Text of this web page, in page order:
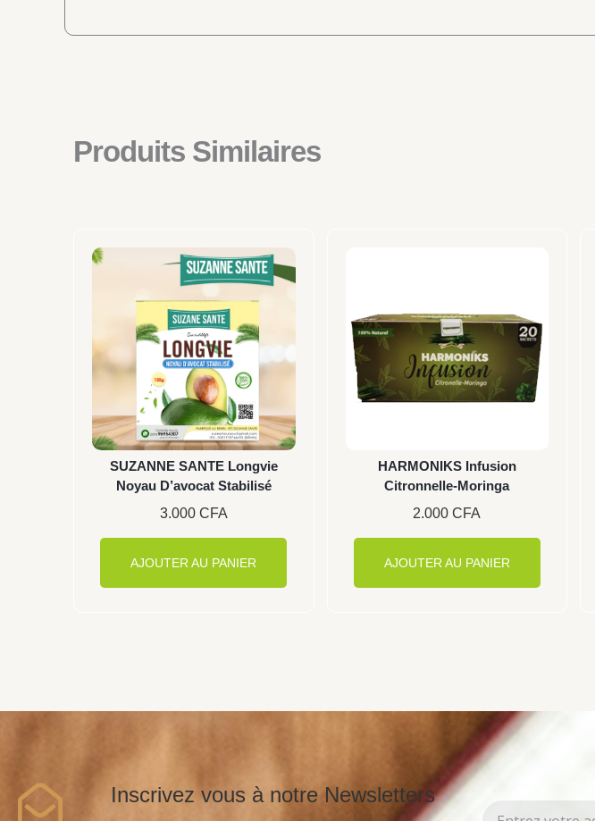
Produits Similaires
SUZANNE SANTE Longvie
Noyau D’avocat Stabilisé
3.000 CFA
AJOUTER AU PANIER
HARMONIKS Infusion
Citronnelle-Moringa
2.000CFA
AJOUTER AU PANIER
Inscrivez vous à notre Newsletters